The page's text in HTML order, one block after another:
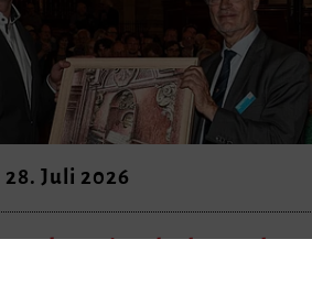
Juli 2026
gewinnt bedeutendsten